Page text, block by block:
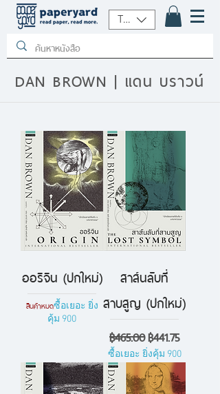
THB (฿)
DAN BROWN | แดน บราวน์
ออริจิน (ปกใหม่)
สินค้าหมดซื้อเยอะ ยิ่ง
คุ้ม 900
สาส์นลับที่
สาบสูญ (ปกใหม่)
ราคาปกติ
฿465.00ราคาขายลด
฿441.75
ซื้อเยอะ ยิ่งคุ้ม 900